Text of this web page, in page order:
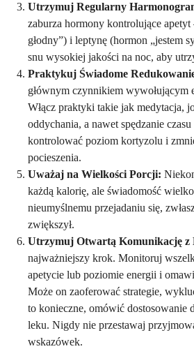
Utrzymuj Regularny
zaburza hormony kontrolujące
głodny”) i leptynę (hormon „jestem
snu wysokiej jakości na noc, aby
Praktykuj Świadome
głównym czynnikiem wywołującym
Włącz praktyki takie jak medytacja,
oddychania, a nawet spędzanie
kontrolować poziom kortyzolu i
pocieszenia.
Uważaj na Wielkości Porcji:
każdą kalorię, ale świadomość
nieumyślnemu przejadaniu się,
zwiększył.
Utrzymuj Otwartą Komunikację z
najważniejszy krok. Monitoruj
apetycie lub poziomie energii i
Może on zaoferować strategie,
to konieczne, omówić dostosowanie
leku. Nigdy nie przestawaj
wskazówek.